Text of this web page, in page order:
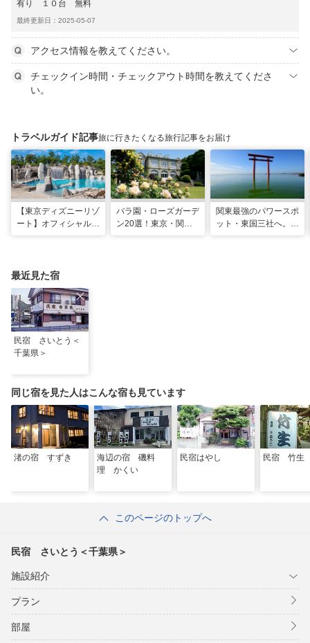
有り １０台 無料
最終更新日：2025-05-07
アクセス情報を教えてください。
チェックイン時間・チェックアウト時間を教えてくださ
い。
トラベルガイド記事旅に行きたくなる旅行記事をお届け
【東京ディズニーリゾ
ート】オフィシャル・
バラ園・ローズガーデ
ン20選！東京・関東
関東最強のパワースポ
ット・東国三社へ。初
最近見た宿
民宿 さいとう＜
千葉県＞
同じ宿を見た人はこんな宿も見ています
渚の宿 すずき
海辺の宿 磯料
理 かくい
民宿はやし 民宿 竹生
このページのトップへ
民宿 さいとう＜千葉県＞
施設紹介
プラン
部屋